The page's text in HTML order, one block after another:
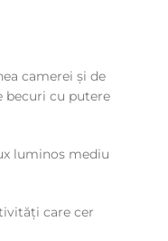
camerei și de
becuri cu putere
luminos mediu
care cer